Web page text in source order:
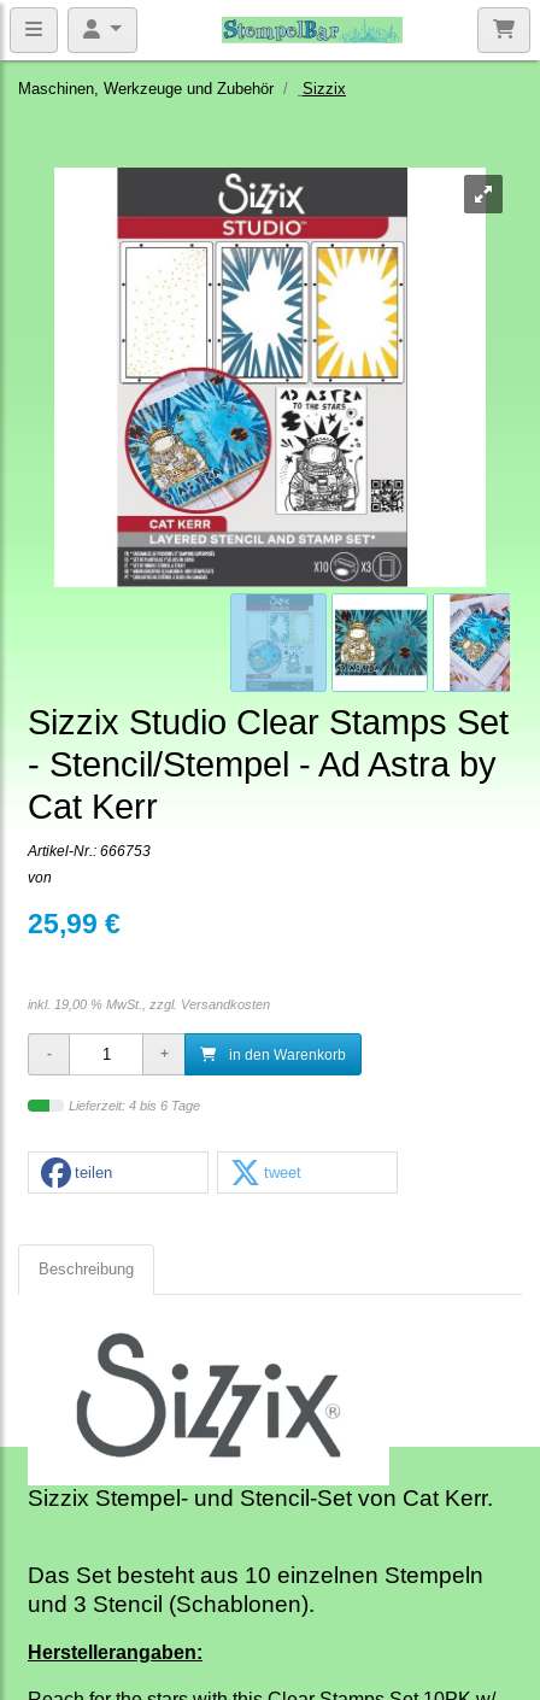
Maschinen, Werkzeuge und Zubehör Sizzix
Sizzix Studio Clear Stamps Set
- Stencil/Stempel - Ad Astra by
Cat Kerr
Artikel-Nr.: 666753
von
25,99 €
inkl. 19,00 % MwSt., zzgl. Versandkosten
in den Warenkorb
Lieferzeit: 4 bis 6 Tage
teilen tweet
Beschreibung
Sizzix Stempel- und Stencil-Set von Cat Kerr.
Das Set besteht aus 10 einzelnen Stempeln
und 3 Stencil (Schablonen).
Herstellerangaben: